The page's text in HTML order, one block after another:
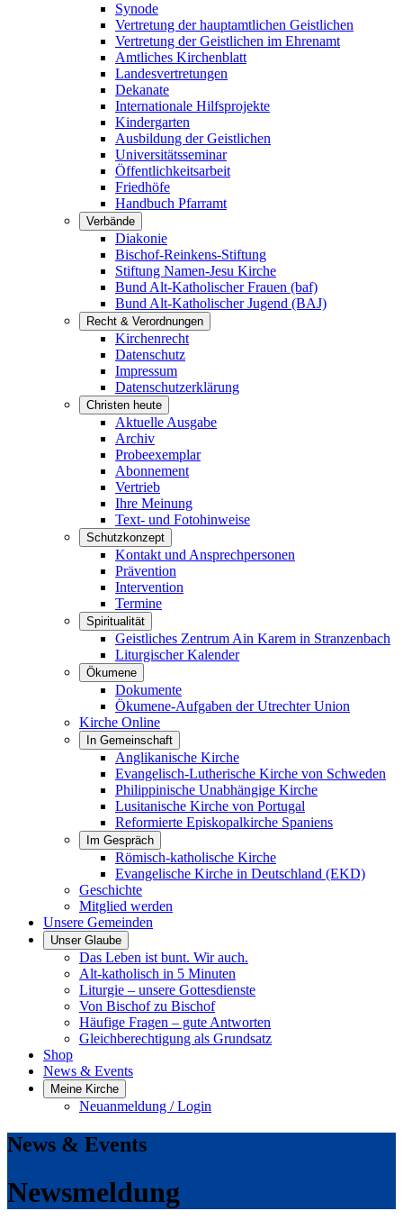
Synode
Vertretung der hauptamtlichen Geistlichen
Vertretung der Geistlichen im Ehrenamt
Amtliches Kirchenblatt
Landesvertretungen
Dekanate
Internationale Hilfsprojekte
Kindergarten
Ausbildung der Geistlichen
Universitätsseminar
Öffentlichkeitsarbeit
Friedhöfe
Handbuch Pfarramt
Verbände
Diakonie
Bischof-Reinkens-Stiftung
Stiftung Namen-Jesu Kirche
Bund Alt-Katholischer Frauen (baf)
Bund Alt-Katholischer Jugend (BAJ)
Recht & Verordnungen
Kirchenrecht
Datenschutz
Impressum
Datenschutzerklärung
Christen heute
Aktuelle Ausgabe
Archiv
Probeexemplar
Abonnement
Vertrieb
Ihre Meinung
Text- und Fotohinweise
Schutzkonzept
Kontakt und Ansprechpersonen
Prävention
Intervention
Termine
Spiritualität
Geistliches Zentrum Ain Karem in Stranzenbach
Liturgischer Kalender
Ökumene
Dokumente
Ökumene-Aufgaben der Utrechter Union
Kirche Online
In Gemeinschaft
Anglikanische Kirche
Evangelisch-Lutherische Kirche von Schweden
Philippinische Unabhängige Kirche
Lusitanische Kirche von Portugal
Reformierte Episkopalkirche Spaniens
Im Gespräch
Römisch-katholische Kirche
Evangelische Kirche in Deutschland (EKD)
Geschichte
Mitglied werden
Unsere Gemeinden
Unser Glaube
Das Leben ist bunt. Wir auch.
Alt-katholisch in 5 Minuten
Liturgie – unsere Gottesdienste
Von Bischof zu Bischof
Häufige Fragen – gute Antworten
Gleichberechtigung als Grundsatz
Shop
News & Events
Meine Kirche
Neuanmeldung / Login
News & Events
Newsmeldung